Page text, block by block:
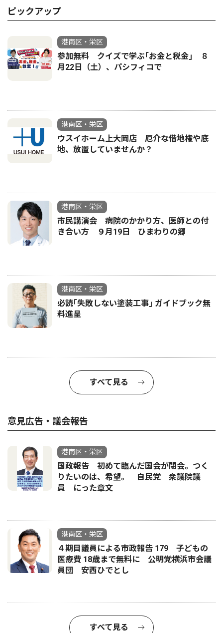
ピックアップ
港南区・栄区
参加無料 クイズで学ぶ｢お金と税金｣ ８
月22日（土）、パシフィコで
港南区・栄区
ウスイホーム上大岡店 厄介な借地権や底
地、放置していませんか？
港南区・栄区
市民講演会 病院のかかり方、医師との付
き合い方 ９月19日 ひまわりの郷
港南区・栄区
必読｢失敗しない塗装工事｣ ガイドブック無
料進呈
すべて見る
意見広告・議会報告
港南区・栄区
国政報告 初めて臨んだ国会が閉会。つく
りたいのは、希望。 自民党 衆議院議
員 にった章文
港南区・栄区
４期目議員による市政報告 179 子どもの
医療費 18歳まで無料に 公明党横浜市会議
員団 安西ひでとし
すべて見る